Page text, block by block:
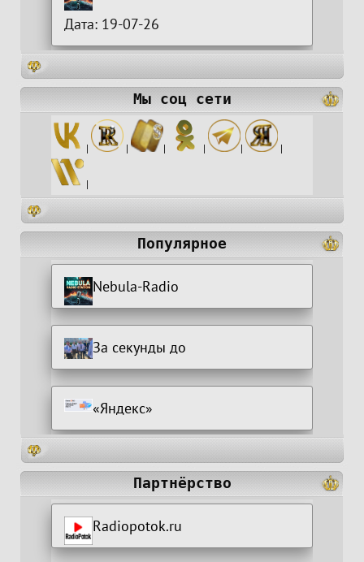
Дата: 19-07-26
Мы соц сети
| | | | | |
|
Популярное
Nebula-Radio
За секунды до
«Яндекс»
Партнёрство
Radiopotok.ru